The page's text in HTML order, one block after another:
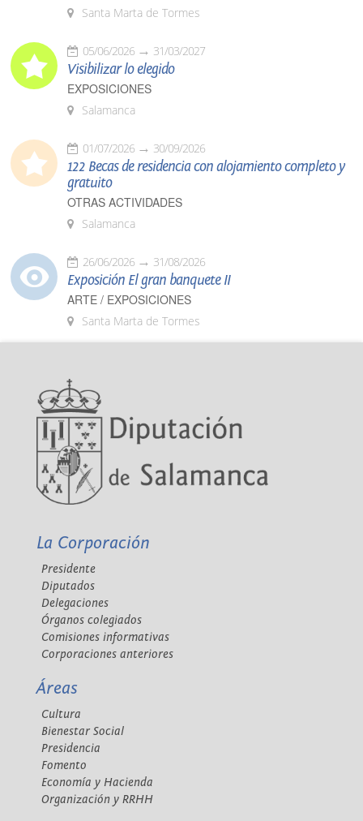
Santa Marta de Tormes
05/06/2026 31/03/2027
Visibilizar lo elegido
EXPOSICIONES
Salamanca
01/07/2026 30/09/2026
122 Becas de residencia con alojamiento completo y
gratuito
OTRAS ACTIVIDADES
Salamanca
26/06/2026 31/08/2026
Exposición El gran banquete II
ARTE / EXPOSICIONES
Santa Marta de Tormes
La Corporación
Presidente
Diputados
Delegaciones
Órganos colegiados
Comisiones informativas
Corporaciones anteriores
Áreas
Cultura
Bienestar Social
Presidencia
Fomento
Economía y Hacienda
Organización y RRHH